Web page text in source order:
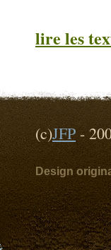
lire les
(c)JFP -
Design